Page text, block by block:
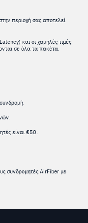
περιοχή σας αποτελεί
και οι χαμηλές τιμές
σε όλα τα πακέτα.
είναι €50.
συνδρομητές AirFiber με